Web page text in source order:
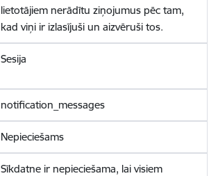
lietotājiem nerādītu ziņojumus pēc tam,
kad viņi ir izlasījuši un aizvēruši tos.
Sesija
notification_messages
Nepieciešams
Sīkdatne ir nepieciešama, lai visiem